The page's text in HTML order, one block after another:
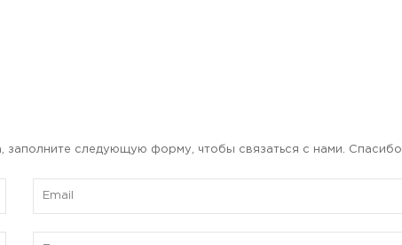
следующую форму, чтобы связаться с нами. Спасибо.